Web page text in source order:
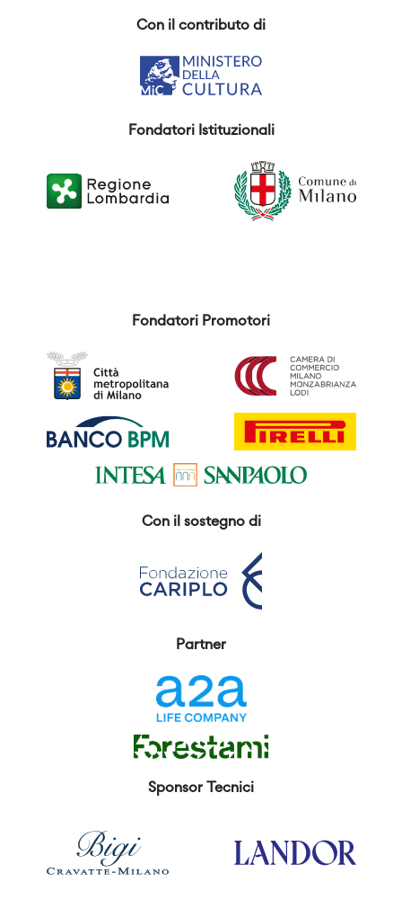
Con il contributo di
Fondatori Istituzionali
Fondatori Promotori
Con il sostegno di
Partner
Sponsor Tecnici